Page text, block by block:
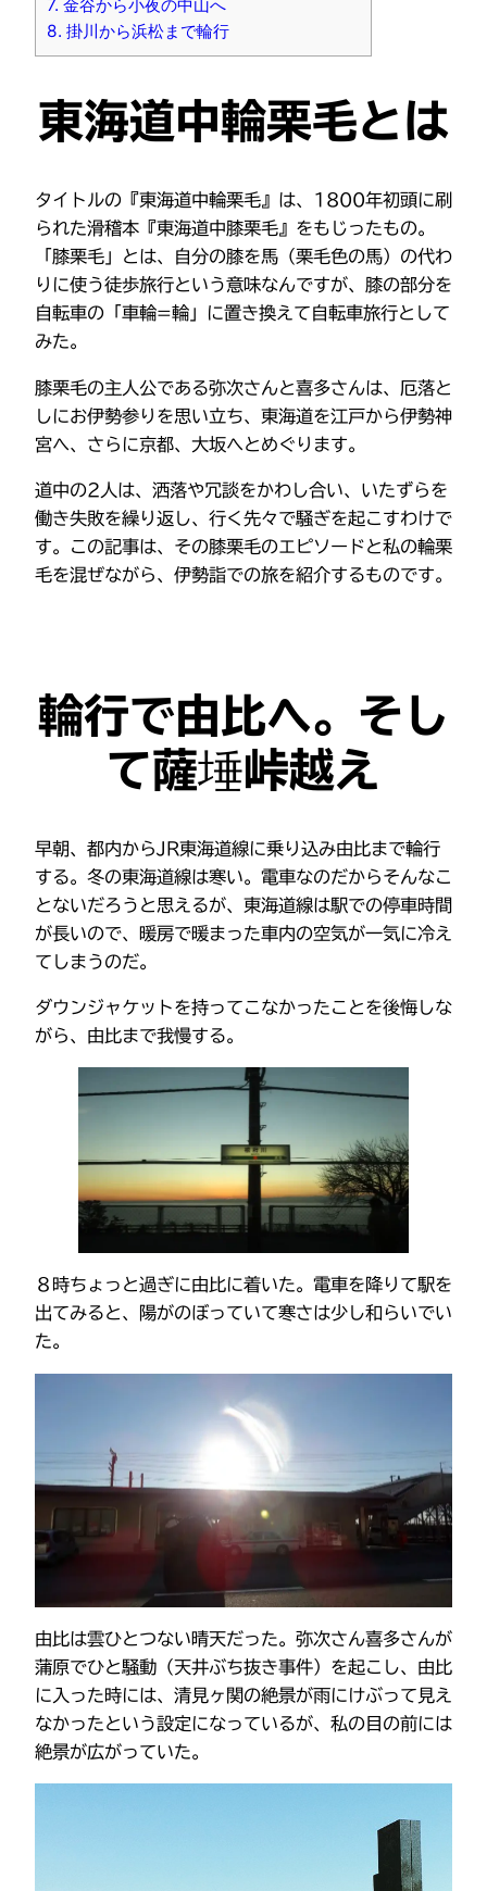
7. 金谷から小夜の中山へ
8. 掛川から浜松まで輪行
東海道中輪栗毛とは
タイトルの『東海道中輪栗毛』は、1800年初頭に刷
られた滑稽本『東海道中膝栗毛』をもじったもの。
「膝栗毛」とは、自分の膝を馬（栗毛色の馬）の代わ
りに使う徒歩旅行という意味なんですが、膝の部分を
自転車の「車輪=輪」に置き換えて自転車旅行として
みた。
膝栗毛の主人公である弥次さんと喜多さんは、厄落と
しにお伊勢参りを思い立ち、東海道を江戸から伊勢神
宮へ、さらに京都、大坂へとめぐります。
道中の2人は、洒落や冗談をかわし合い、いたずらを
働き失敗を繰り返し、行く先々で騒ぎを起こすわけで
す。この記事は、その膝栗毛のエピソードと私の輪栗
毛を混ぜながら、伊勢詣での旅を紹介するものです。
輪行で由比へ。そし
て薩埵峠越え
早朝、都内からJR東海道線に乗り込み由比まで輪行
する。冬の東海道線は寒い。電車なのだからそんなこ
とないだろうと思えるが、東海道線は駅での停車時間
が長いので、暖房で暖まった車内の空気が一気に冷え
てしまうのだ。
ダウンジャケットを持ってこなかったことを後悔しな
がら、由比まで我慢する。
８時ちょっと過ぎに由比に着いた。電車を降りて駅を
出てみると、陽がのぼっていて寒さは少し和らいでい
た。
由比は雲ひとつない晴天だった。弥次さん喜多さんが
蒲原でひと騒動（天井ぶち抜き事件）を起こし、由比
に入った時には、清見ヶ関の絶景が雨にけぶって見え
なかったという設定になっているが、私の目の前には
絶景が広がっていた。